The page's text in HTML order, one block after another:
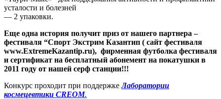
усталости и болезней
— 2 упаковки.
Еще одна история получит приз от нашего партнера –
фестиваля “Спорт Экстрим Казантип ( сайт фестиваля
www.ExtremeKazantip.ru), фирменная футболка фестиваля
и сертификат на бесплатный абонемент на покатушки в
2011 году от нашей серф станции!!!
Конкурс проходит при поддержкеЛаборатории
космецевтики CREOM.